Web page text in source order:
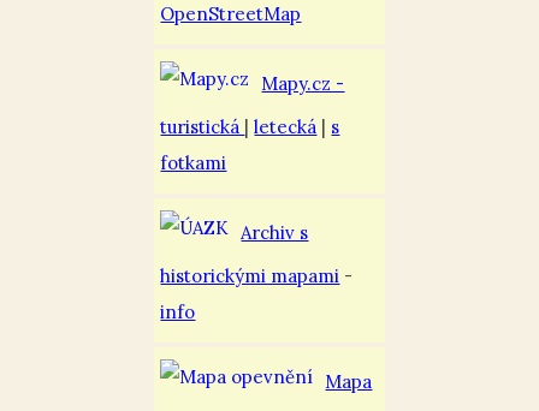
OpenStreetMap
Mapy.cz -
turistická |letecká | s
fotkami
Archiv s
historickými mapami -
info
Mapa